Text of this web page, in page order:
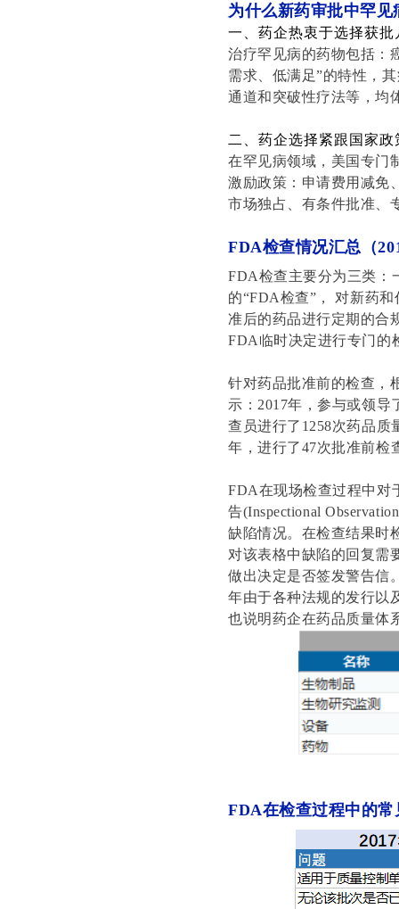
为什么新药审批中罕
一、 药企热衷于选择获
治疗罕见病的药物包括：
需求、低满足”的特性，
通道和突破性疗法等，均
二、 药企选择紧跟国家政
在罕见病领域，美国专门
激励政策：申请费用减免
市场独占、有条件批准、
FDA检查情况汇总（
FDA检查主要分为三类：
的“FDA检查”， 对新药
准后的药品进行定期的合
FDA临时决定进行专门的
针对药品批准前的检查，
示： 2017年，参与或领导
查员进行了1258次药品质
年，进行了47次批准前检
FDA在现场检查过程中对
告(Inspectional
缺陷情况。在检查结果时
对该表格中缺陷的回复需
做出决定是否签发警告信
年由于各种法规的发行以
也说明药企在药品质量体
FDA在检查过程中的